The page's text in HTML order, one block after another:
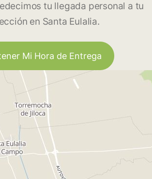
tu llegada personal a tu
en Santa Eulalia.
Mi Hora de Entrega